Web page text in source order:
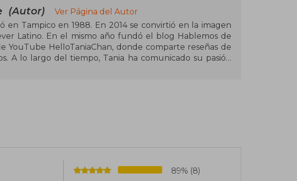
de WEBTOON y segundo lugar de la convocatoria
2020.
(Autor)
Ver Página del Autor
en Tampico en 1988. En 2014 se convirtió en la imagen
Latino. En el mismo año fundó el blog Hablemos de
YouTube HelloTaniaChan, donde comparte reseñas de
A lo largo del tiempo, Tania ha comunicado su pasión
su amor por los dramas coreanos y sus experiencias de
89% (8)